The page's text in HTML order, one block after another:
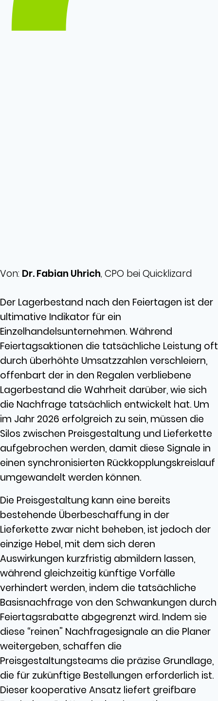
Von: Dr. Fabian Uhrich, CPO bei Quicklizard
Der Lagerbestand nach den Feiertagen ist der
ultimative Indikator für ein
Einzelhandelsunternehmen. Während
Feiertagsaktionen die tatsächliche Leistung oft
durch überhöhte Umsatzzahlen verschleiern,
offenbart der in den Regalen verbliebene
Lagerbestand die Wahrheit darüber, wie sich
die Nachfrage tatsächlich entwickelt hat. Um
im Jahr 2026 erfolgreich zu sein, müssen die
Silos zwischen Preisgestaltung und Lieferkette
aufgebrochen werden, damit diese Signale in
einen synchronisierten Rückkopplungskreislauf
umgewandelt werden können.
Die Preisgestaltung kann eine bereits
bestehende Überbeschaffung in der
Lieferkette zwar nicht beheben, ist jedoch der
einzige Hebel, mit dem sich deren
Auswirkungen kurzfristig abmildern lassen,
während gleichzeitig künftige Vorfälle
verhindert werden, indem die tatsächliche
Basisnachfrage von den Schwankungen durch
Feiertagsrabatte abgegrenzt wird. Indem sie
diese “reinen” Nachfragesignale an die Planer
weitergeben, schaffen die
Preisgestaltungsteams die präzise Grundlage,
die für zukünftige Bestellungen erforderlich ist.
Dieser kooperative Ansatz liefert greifbare